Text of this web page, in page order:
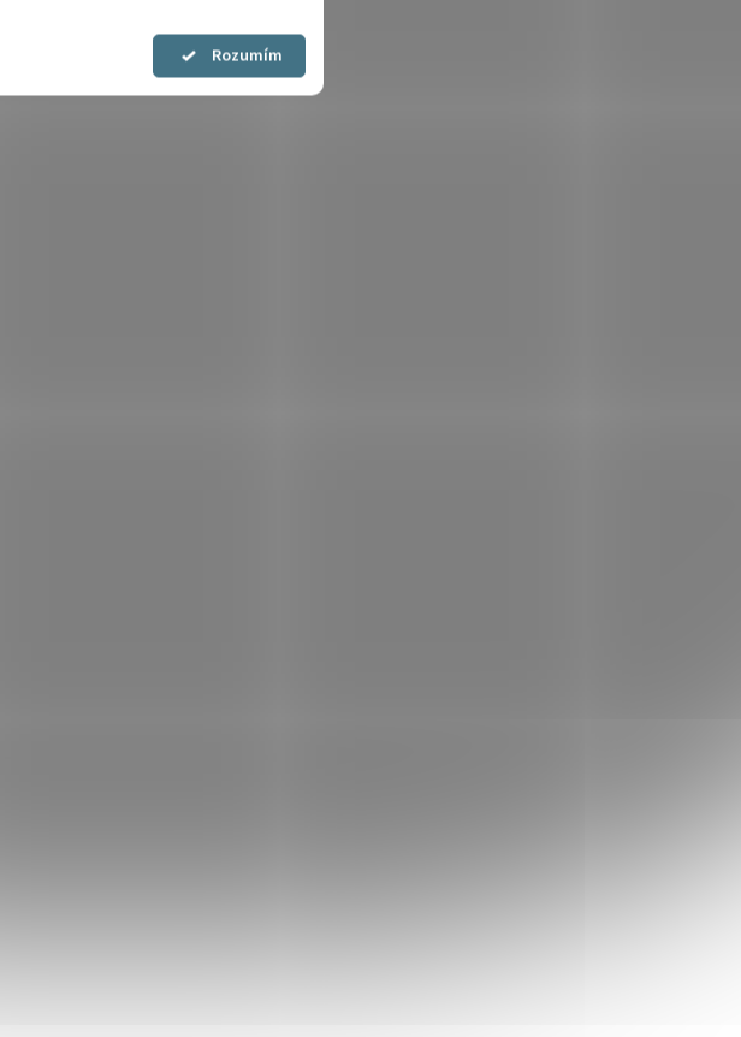
Souhlasím